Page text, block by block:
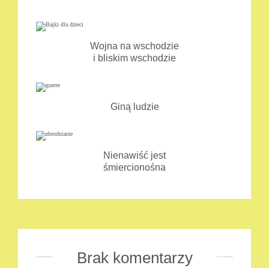
Wojna na wschodzie
i bliskim wschodzie
Giną ludzie
Nienawiść jest
śmiercionośna
Brak komentarzy